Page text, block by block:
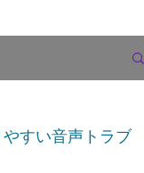
すい音声トラブ